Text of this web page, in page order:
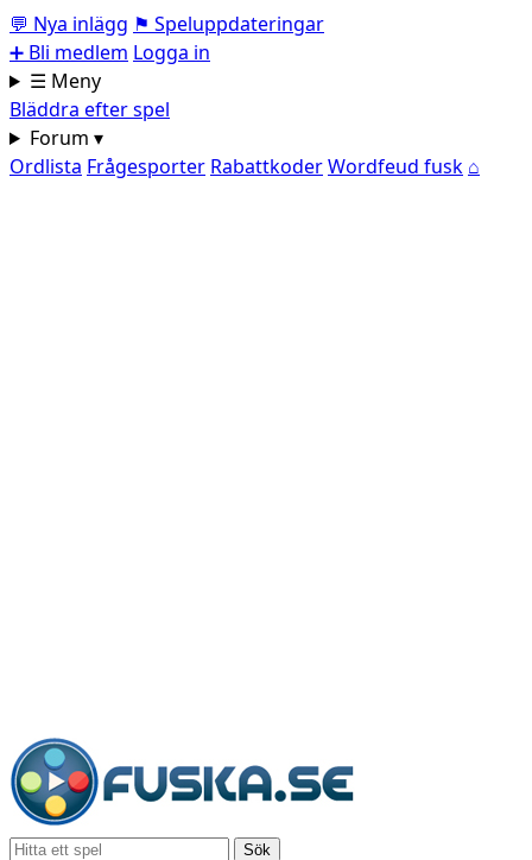
💬 Nya inlägg ⚑ Speluppdateringar
➕ Bli medlem Logga in
☰ Meny
Bläddra efter spel
Forum ▾
Ordlista Frågesporter RabattkoderWordfeud fusk ⌂
Sök